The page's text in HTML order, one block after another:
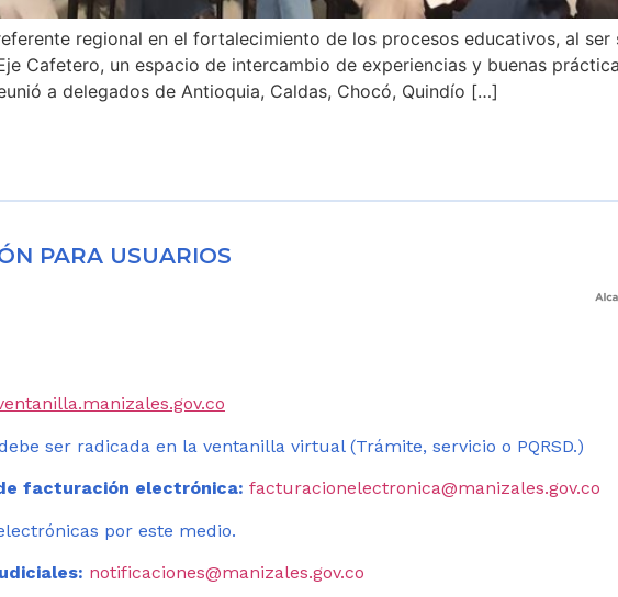
regional en el fortalecimiento de los procesos educativos, al ser
Cafetero, un espacio de intercambio de experiencias y buenas
a delegados de Antioquia, Caldas, Chocó, Quindío […]
PARA USUARIOS
ser radicada en la ventanilla virtual (Trámite, servicio o PQRSD.)
facturación electrónica: facturacionelectronica@manizales.gov.co
por este medio.
notificaciones@manizales.gov.co